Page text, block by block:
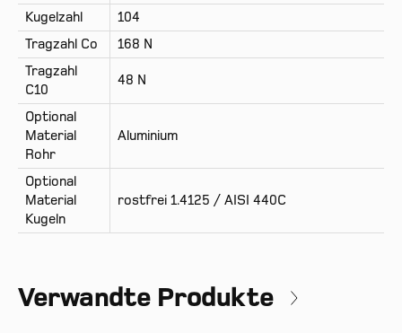
Kugelzahl
104
Tragzahl Co
168 N
Tragzahl
C10
48 N
Optional
Material
Rohr
Aluminium
Optional
Material
Kugeln
rostfrei 1.4125 / AISI 440C
Verwandte Produkte